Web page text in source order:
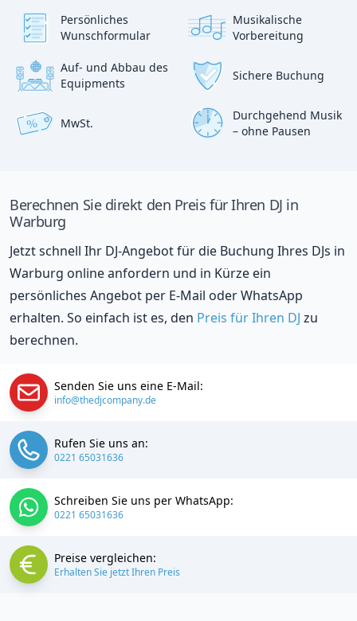
Persönliches
Wunschformular
Musikalische
Vorbereitung
Auf- und Abbau des
Equipments
Sichere Buchung
% MwSt.
Durchgehend Musik
– ohne Pausen
Berechnen Sie direkt den Preis für Ihren DJ in
Warburg
Jetzt schnell Ihr DJ-Angebot für die Buchung Ihres DJs in
Warburg online anfordern und in Kürze ein
persönliches Angebot per E-Mail oder WhatsApp
erhalten. So einfach ist es, den Preis für Ihren DJ zu
berechnen.
Senden Sie uns eine E-Mail:
info@thedjcompany.de
Rufen Sie uns an:
0221 65031636
Schreiben Sie uns per WhatsApp:
0221 65031636
Preise vergleichen:
Erhalten Sie jetzt Ihren Preis